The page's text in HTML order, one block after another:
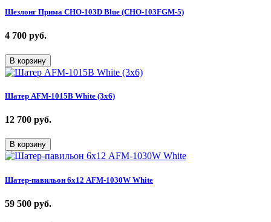
Шезлонг Прима CHO-103D Blue (CHO-103FGM-5)
4 700 руб.
В корзину
Шатер AFM-1015B White (3х6)
12 700 руб.
В корзину
Шатер-павильон 6х12 AFM-1030W White
59 500 руб.